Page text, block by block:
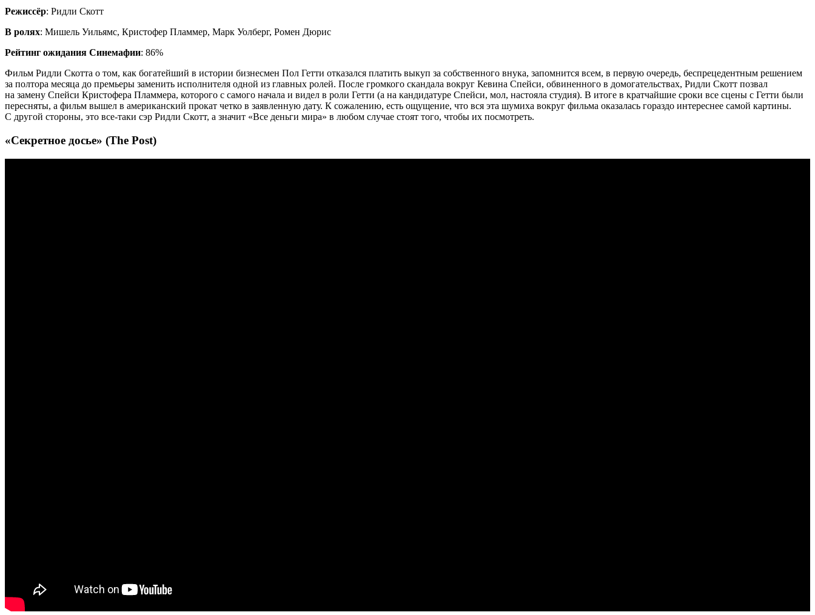
Режиссёр: Ридли Скотт
В ролях: Мишель Уильямс, Кристофер Пламмер, Марк Уолберг, Ромен Дюрис
Рейтинг ожидания Синемафии: 86%
Фильм Ридли Скотта о том, как богатейший в истории бизнесмен Пол Гетти отказался платить выкуп за собственного внука, запомнится всем, в первую очередь, беспрецедентным решением
за полтора месяца до премьеры заменить исполнителя одной из главных ролей. После громкого скандала вокруг Кевина Спейси, обвиненного в домогательствах, Ридли Скотт позвал
на замену Спейси Кристофера Пламмера, которого с самого начала и видел в роли Гетти (а на кандидатуре Спейси, мол, настояла студия). В итоге в кратчайшие сроки все сцены с Гетти были
пересняты, а фильм вышел в американский прокат четко в заявленную дату. К сожалению, есть ощущение, что вся эта шумиха вокруг фильма оказалась гораздо интереснее самой картины.
С другой стороны, это все-таки сэр Ридли Скотт, а значит «Все деньги мира» в любом случае стоят того, чтобы их посмотреть.
«Секретное досье» (The Post)